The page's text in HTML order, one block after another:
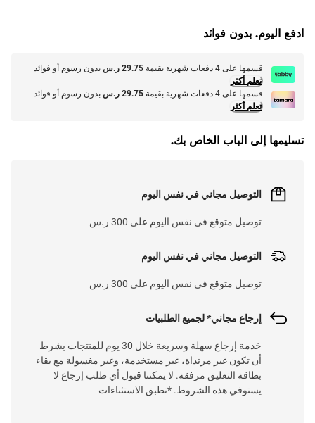
ادفع اليوم. بدون فوائد
قسمها على 4 دفعات شهرية بقيمة 29.75 ر.س
بدون رسوم أو فوائد
تعلم أكثر
قسمها على 4 دفعات شهرية بقيمة
29.75 ر.س
بدون رسوم أو فوائد
تعلم أكثر
تسليمها إلى الباب الخاص بك.
التوصيل مجاني في نفس اليوم
توصيل متوقع في نفس اليوم على 300 ر.س
التوصيل مجاني في نفس اليوم
توصيل متوقع في نفس اليوم على 300 ر.س
إرجاع مجاني* لجميع الطلبيات
خدمة إرجاع سهلة وسريعة خلال 30 يوم للمنتجات بشرط
أن تكون غير مرتداة، غير مستخدمة، وغير مغسولة مع بقاء
بطاقة التعليق مرفقة. لا يمكننا قبول أي طلب إرجاع لا
يستوفي هذه الشروط. *تطبق الاستثناءات